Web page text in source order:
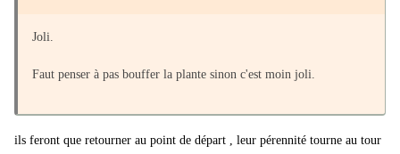
Joli.
Faut penser à pas bouffer la plante sinon c'est moin joli.
ils feront que retourner au point de départ , leur pérennité tourne au tour